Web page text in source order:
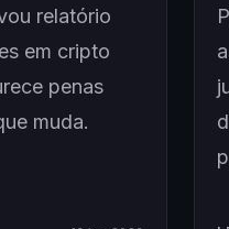
relatório
em cripto
penas
muda.